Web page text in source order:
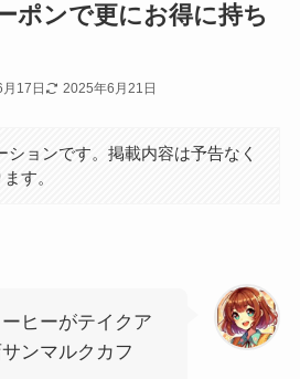
ポンで更にお得に持ち
17日 2025年6月21日
ションです。掲載内容は予告なく
す。
ヒーがテイクア
ンマルクカフ